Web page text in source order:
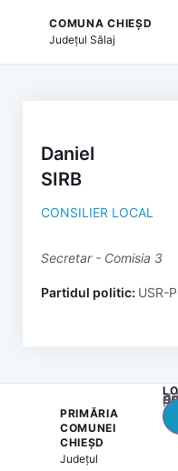
COMUNA CHIEȘD
JudețulSălaj
Daniel
SIRB
CONSILIER LOCAL
secretar - Comisia 3
Partidul politic: USR-
PRIMĂRIA
COMUNEI
CHIEȘD
Județul
Acest conținut este blocat până când acceptați